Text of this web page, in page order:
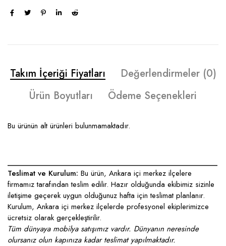
Takım İçeriği Fiyatları
Değerlendirmeler (0)
Ürün Boyutları
Ödeme Seçenekleri
Bu ürünün alt ürünleri bulunmamaktadır.
____________________________________________________
Teslimat ve Kurulum: Bu ürün, Ankara içi merkez ilçelere
firmamız tarafından teslim edilir. Hazır olduğunda ekibimiz sizinle
iletişime geçerek uygun olduğunuz hafta için teslimat planlanır.
Kurulum, Ankara içi merkez ilçelerde profesyonel ekiplerimizce
ücretsiz olarak gerçekleştirilir.
Tüm dünyaya mobilya satışımız vardır. Dünyanın neresinde
olursanız olun kapınıza kadar teslimat yapılmaktadır.